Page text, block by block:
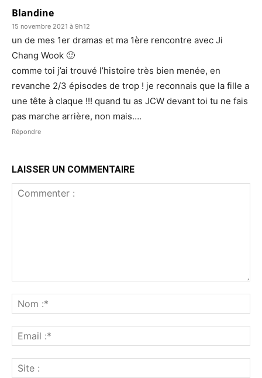
Blandine
15 novembre 2021 à 9h12
un de mes 1er dramas et ma 1ère rencontre avec Ji
Chang Wook 🙂
comme toi j’ai trouvé l’histoire très bien menée, en
revanche 2/3 épisodes de trop ! je reconnais que la fille a
une tête à claque !!! quand tu as JCW devant toi tu ne fais
pas marche arrière, non mais….
Répondre
LAISSER UN COMMENTAIRE